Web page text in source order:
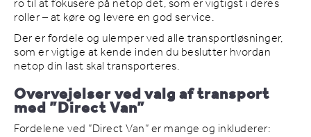
roller – at køre og levere en god service.
Der er fordele og ulemper ved alle transportløsninger,
som er vigtige at kende inden du beslutter hvordan
netop din last skal transporteres.
Overvejelser ved valg af transport
med ”Direct Van”
Fordelene ved ”Direct Van” er mange og inkluderer: